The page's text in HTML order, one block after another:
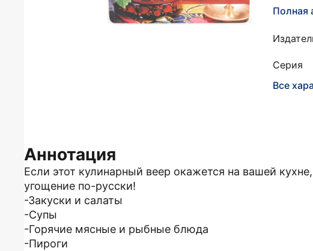
Полная
Серия
Все
Аннотация
Если этот кулинарный веер окажется на вашей
угощение по-русски!
-Закуски и салаты
-Супы
-Горячие мясные и рыбные блюда
-Пироги